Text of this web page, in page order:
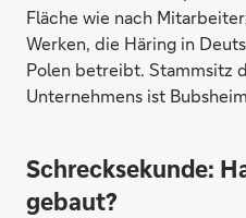
Fläche wie nach
Werken, die Häring in
Polen betreibt. Stammsitz
Unternehmens ist
Schrecksekunde:
gebaut?